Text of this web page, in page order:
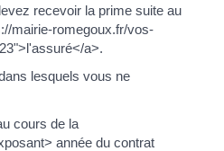
recevoir la prime suite au
mairie-romegoux.fr/vos-
a>.
lesquels vous ne
cours de la
année du contrat